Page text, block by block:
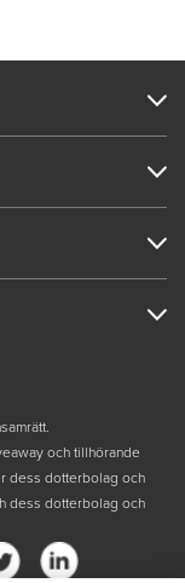
och tillhörande
dess dotterbolag och
dess dotterbolag och